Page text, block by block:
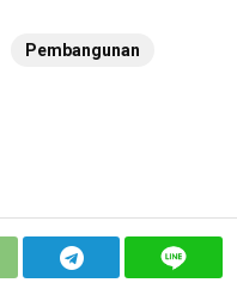
Pembangunan